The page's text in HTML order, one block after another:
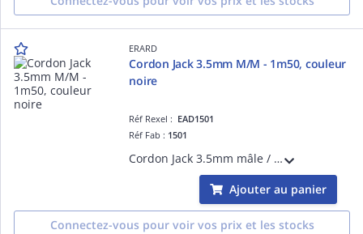
ERARD
Cordon Jack 3.5mm M/M - 1m50, couleur
noire
Réf Rexel : EAD1501
Réf Fab : 1501
Cordon Jack 3.5mm mâle / Jack 3.5mm mâle - 1m50, connecteurs plaqués nickel - couleur du cordon noire
Ajouter au panier
Connectez-vous pour voir vos prix et les stocks